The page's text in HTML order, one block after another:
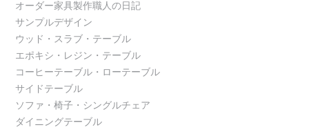
オーダー家具製作職人の日記
サンプルデザイン
ウッド・スラブ・テーブル
エポキシ・レジン・テーブル
コーヒーテーブル・ローテーブル
サイドテーブル
ソファ・椅子・シングルチェア
ダイニングテーブル